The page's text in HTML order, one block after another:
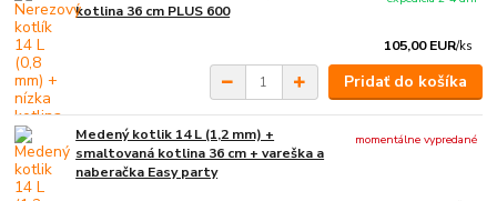
kotlina 36 cm PLUS 600
105,00 EUR/ks
Pridať do košíka
Medený kotlik 14 L (1,2 mm) +
smaltovaná kotlina 36 cm + vareška a
naberačka Easy party
momentálne vypredané